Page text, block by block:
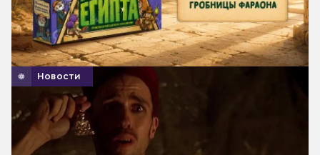
Новости